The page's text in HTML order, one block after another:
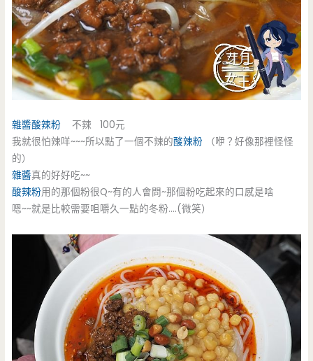
雜醬酸辣粉 不辣 100元
我就很怕辣咩~~~所以點了一個不辣的酸辣粉 （咿？好像那裡怪怪
的）
雜醬真的好好吃~~
酸辣粉用的那個粉很Q~有的人會問~那個粉吃起來的口感是啥
嗯~~就是比較需要咀嚼久一點的冬粉….(微笑）